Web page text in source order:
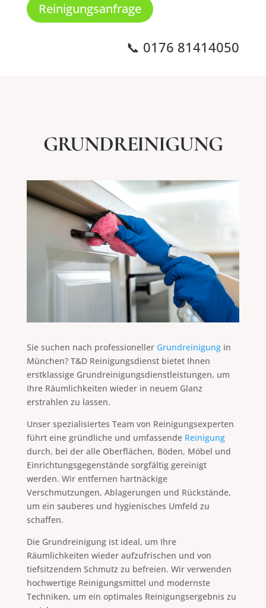
Reinigungsanfrage
📞 0176 81414050
GRUNDREINIGUNG
Sie suchen nach professioneller Grundreinigungin
München? T&D Reinigungsdienst bietet Ihnen
erstklassige Grundreinigungsdienstleistungen, um
Ihre Räumlichkeiten wieder in neuem Glanz
erstrahlen zu lassen.
Unser spezialisiertes Team von Reinigungsexperten
führt eine gründliche und umfassende Reinigung
durch, bei der alle Oberflächen, Böden, Möbel und
Einrichtungsgegenstände sorgfältig gereinigt
werden. Wir entfernen hartnäckige
Verschmutzungen, Ablagerungen und Rückstände,
um ein sauberes und hygienisches Umfeld zu
schaffen.
Die Grundreinigung ist ideal, um Ihre
Räumlichkeiten wieder aufzufrischen und von
tiefsitzendem Schmutz zu befreien. Wir verwenden
hochwertige Reinigungsmittel und modernste
Techniken, um ein optimales Reinigungsergebnis zu